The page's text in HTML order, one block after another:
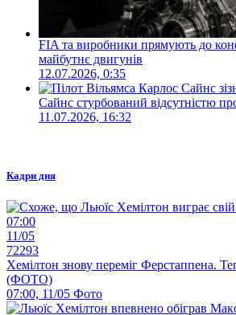
FIA та виробники прямують до
майбутнє двигунів
12.07.2026, 0:35
Сайнс стурбований відсутністю
11.07.2026, 16:32
Кадри дня
07:00
11/05
72293
Хемілтон знову переміг Ферстаппена.
(ФОТО)
07:00, 11/05 Фото